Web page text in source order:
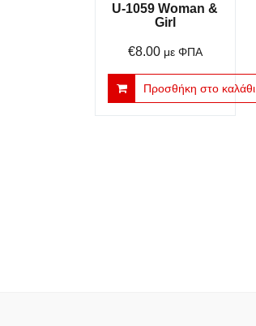
U-1059 Woman &
Girl
€8.00 με ΦΠΑ
Προσθήκη στο καλάθι